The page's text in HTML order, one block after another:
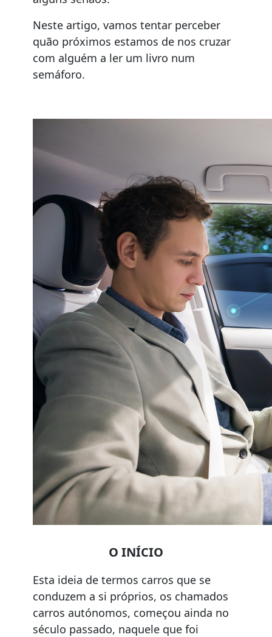
Neste artigo, vamos tentar perceber
quão próximos estamos de nos cruzar
com alguém a ler um livro num
semáforo.
O INÍCIO
Esta ideia de termos carros que se
conduzem a si próprios, os chamados
carros autónomos, começou ainda no
século passado, naquele que foi